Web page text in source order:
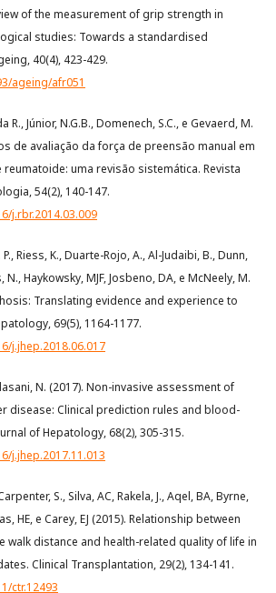
of the measurement of grip strength in
studies: Towards a standardised
40(4), 423-429.
ageing/afr051
R., Júnior, N.G.B., Domenech, S.C., e Gevaerd, M.
de avaliação da força de preensão manual em
uma revisão sistemática. Revista
54(2), 140-147.
j.rbr.2014.03.009
Riess, K., Duarte-Rojo, A., Al-Judaibi, B., Dunn,
N., Haykowsky, MJF, Josbeno, DA, e McNeely, M.
Translating evidence and experience to
69(5), 1164-1177.
j.jhep.2018.06.017
N. (2017). Non-invasive assessment of
disease: Clinical prediction rules and blood-
of Hepatology, 68(2), 305-315.
j.jhep.2017.11.013
S., Silva, AC, Rakela, J., Aqel, BA, Byrne,
HE, e Carey, EJ (2015). Relationship between
walk distance and health-related quality of life in
Clinical Transplantation, 29(2), 134-141.
ctr.12493